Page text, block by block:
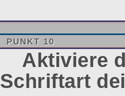
PUNKT 10
Aktiviere
Schriftart